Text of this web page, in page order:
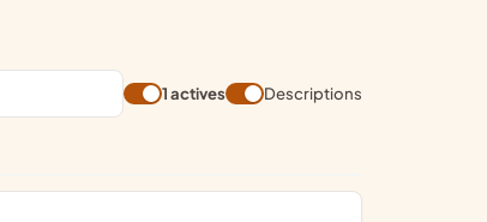
1 actives Descriptions